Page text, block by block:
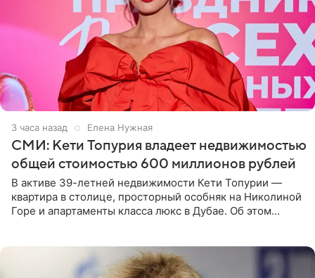
3 часа назад Елена Нужная
СМИ: Кети Топурия владеет недвижимостью
общей стоимостью 600 миллионов рублей
В активе 39-летней недвижимости Кети Топурии —
квартира в столице, просторный особняк на Николиной
Горе и апартаменты класса люкс в Дубае. Об этом